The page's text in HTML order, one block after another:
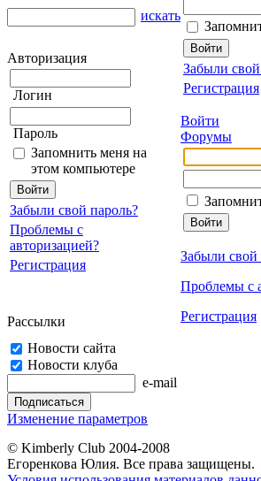
искать
Авторизация
Логин
Пароль
Запомнить меня на
этом компьютере
Забыли свой пароль?
Проблемы с
авторизацией?
Регистрация
Рассылки
Новости сайта
Новости клуба
e-mail
Изменение параметров
Забыли
Регистрация
Войти
Форумы
Забыли свой
Проблемы с
Регистрация
© Kimberly Club 2004-2008
Егоренкова Юлия. Все права защищены.